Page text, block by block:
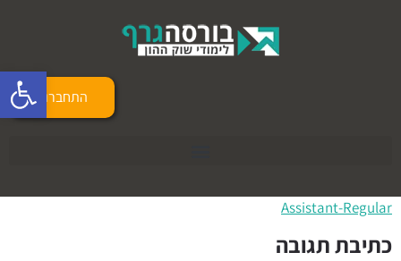
התחברות
Assistant-Regular
כתיבת תגובה